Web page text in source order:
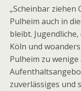
„Scheinbar ziehen
Pulheim auch in
bleibt.
Köln und
Pulheim zu
zuverlässiges und